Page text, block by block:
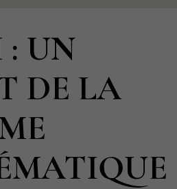
ÉVÉNEMENTS
TEXTILE
: UN
DE LA